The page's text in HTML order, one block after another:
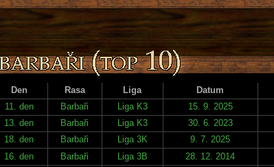
Den Rasa Liga Datum
11. den Barbaři Liga K3 15. 9. 2025
13. den Barbaři Liga K3 30. 6. 2023
18. den Barbaři Liga 3K 9. 7. 2025
16. den Barbaři Liga 3B 28. 12. 2014